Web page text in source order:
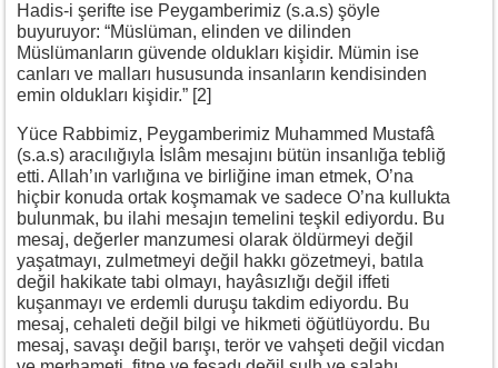
Hadis-i şerifte ise Peygamberimiz (s.a.s) şöyle
buyuruyor: “Müslüman, elinden ve dilinden
Müslümanların güvende oldukları kişidir. Mümin ise
canları ve malları hususunda insanların kendisinden
emin oldukları kişidir.” [2]
Yüce Rabbimiz, Peygamberimiz Muhammed Mustafâ
(s.a.s) aracılığıyla İslâm mesajını bütün insanlığa tebliğ
etti. Allah’ın varlığına ve birliğine iman etmek, O’na
hiçbir konuda ortak koşmamak ve sadece O’na kullukta
bulunmak, bu ilahi mesajın temelini teşkil ediyordu. Bu
mesaj, değerler manzumesi olarak öldürmeyi değil
yaşatmayı, zulmetmeyi değil hakkı gözetmeyi, batıla
değil hakikate tabi olmayı, hayâsızlığı değil iffeti
kuşanmayı ve erdemli duruşu takdim ediyordu. Bu
mesaj, cehaleti değil bilgi ve hikmeti öğütlüyordu. Bu
mesaj, savaşı değil barışı, terör ve vahşeti değil vicdan